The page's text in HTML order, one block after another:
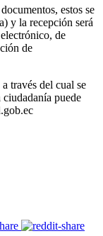
estos se
y la recepción será
de
de
través del cual se
puede